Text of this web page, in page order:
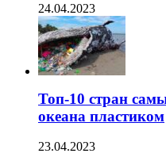
24.04.2023
Топ-10 стран
океана пластиком
23.04.2023